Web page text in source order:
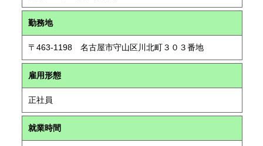
勤務地
〒463-1198 名古屋市守山区川北町３０３番地
雇用形態
正社員
就業時間